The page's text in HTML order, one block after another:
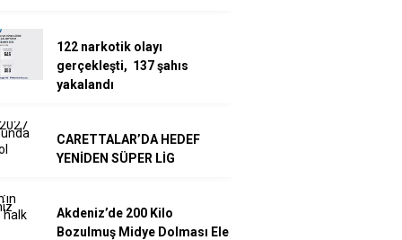
122 narkotik olayı
gerçekleşti, 137 şahıs
yakalandı
CARETTALAR’DA HEDEF
YENİDEN SÜPER LİG
Akdeniz’de 200 Kilo
Bozulmuş Midye Dolması Ele